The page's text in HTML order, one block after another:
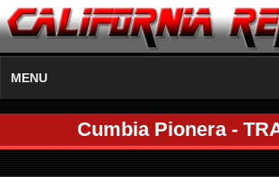
MENU
Cumbia Pionera -